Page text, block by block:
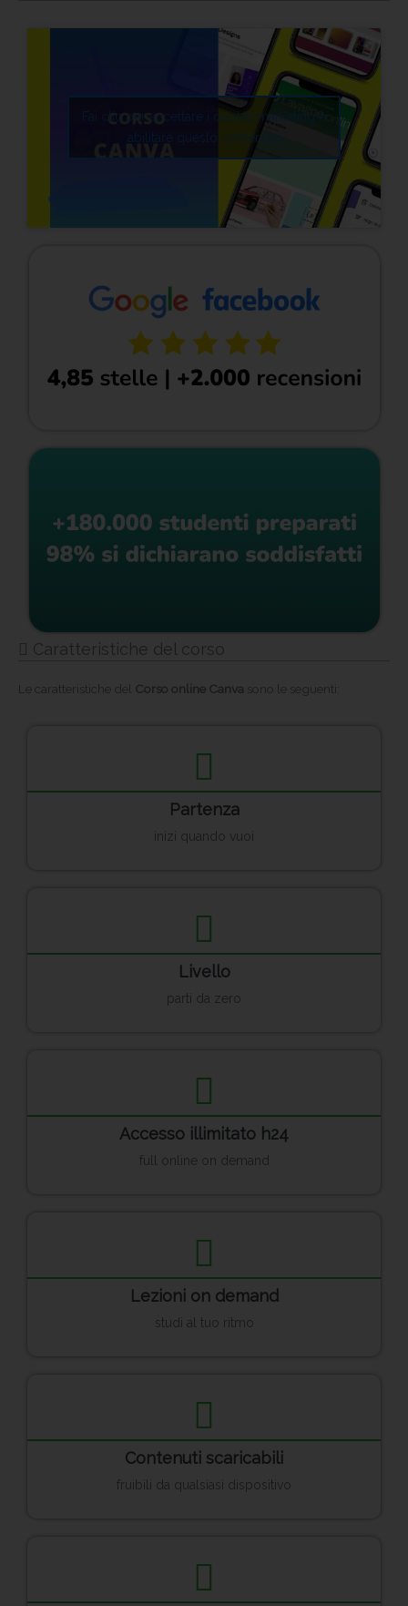
Fai clic per accettare i cookie marketing e
abilitare questo contenuto
Caratteristiche del corso
Le caratteristiche del Corso online Canva sono le seguenti:
Partenza
inizi quando vuoi
Livello
parti da zero
Accesso illimitato h24
full online on demand
Lezioni on demand
studi al tuo ritmo
Contenuti scaricabili
fruibili da qualsiasi dispositivo